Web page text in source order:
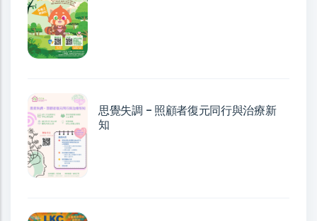
思覺失調 - 照顧者復元同行與治療新
知